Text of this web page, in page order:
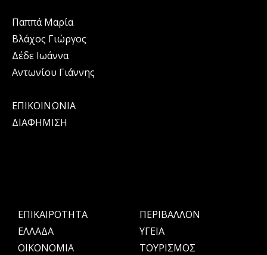
Παππά Μαρία
Βλάχος Γιώργος
Δέδε Ιωάννα
Αντωνίου Γιάννης
ΕΠΙΚΟΙΝΩΝΙΑ
ΔΙΑΦΗΜΙΣΗ
ΕΠΙΚΑΙΡΟΤΗΤΑ
ΕΛΛΑΔΑ
OIKONOMIA
ΠΕΡΙΒΑΛΛΟΝ
ΥΓΕΙΑ
ΤΟΥΡΙΣΜΟΣ